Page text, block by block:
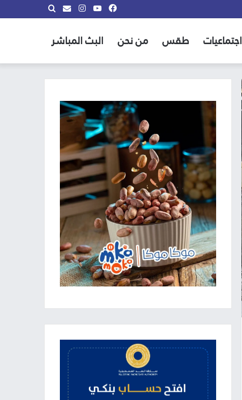
بحث
info@almadina.tvانستقراميوتيوب
فيسبوك
اجتماعيات طقس من نحن البث المباشر